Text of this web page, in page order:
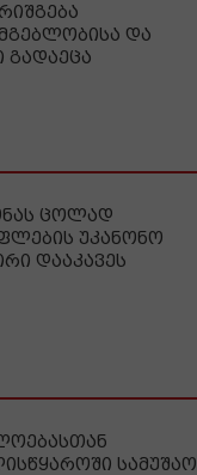
და
გადაეცა
ცოლად
უკანონო
დააკავეს
სამუშაო